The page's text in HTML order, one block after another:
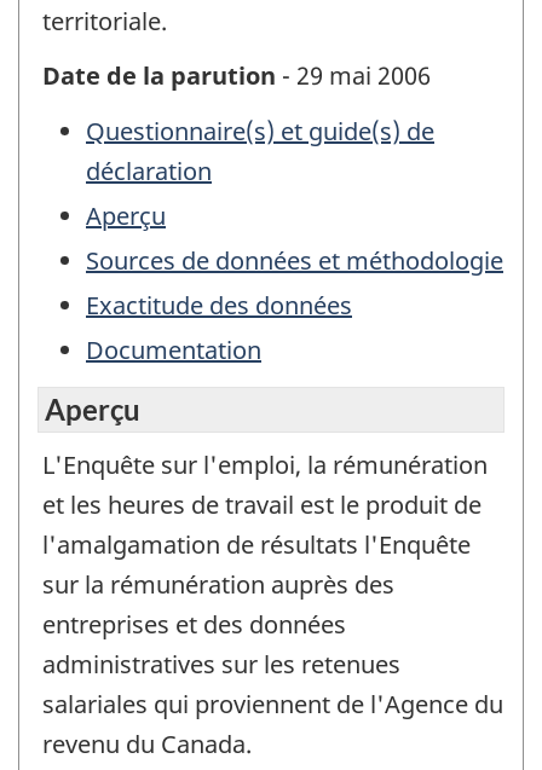
territoriale.
Date de la parution - 29 mai 2006
Questionnaire(s) et guide(s) de
déclaration
Aperçu
Sources de données et méthodologie
Exactitude des données
Documentation
Aperçu
L'Enquête sur l'emploi, la rémunération
et les heures de travail est le produit de
l'amalgamation de résultats l'Enquête
sur la rémunération auprès des
entreprises et des données
administratives sur les retenues
salariales qui proviennent de l'Agence du
revenu du Canada.